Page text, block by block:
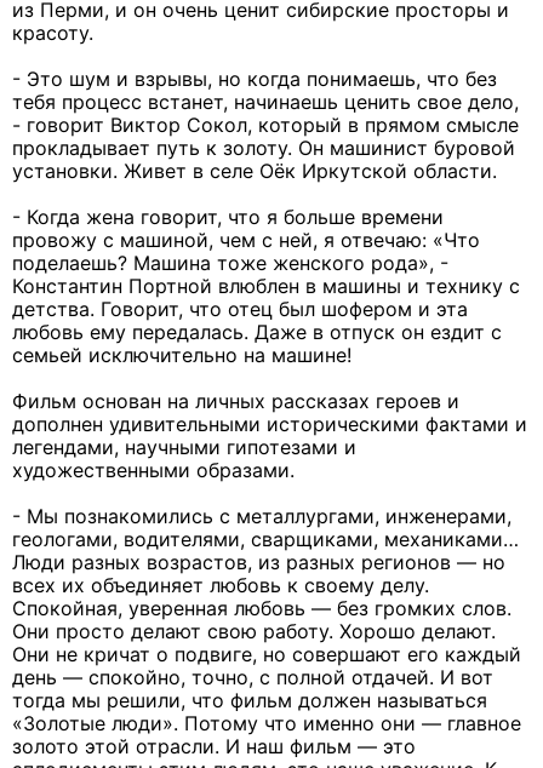
из Перми, и он очень ценит сибирские просторы и
красоту.
- Это шум и взрывы, но когда понимаешь, что без
тебя процесс встанет, начинаешь ценить свое дело,
- говорит Виктор Сокол, который в прямом смысле
прокладывает путь к золоту. Он машинист буровой
установки. Живет в селе Оёк Иркутской области.
- Когда жена говорит, что я больше времени
провожу с машиной, чем с ней, я отвечаю: «Что
поделаешь? Машина тоже женского рода», -
Константин Портной влюблен в машины и технику с
детства. Говорит, что отец был шофером и эта
любовь ему передалась. Даже в отпуск он ездит с
семьей исключительно на машине!
Фильм основан на личных рассказах героев и
дополнен удивительными историческими фактами и
легендами, научными гипотезами и
художественными образами.
- Мы познакомились с металлургами, инженерами,
геологами, водителями, сварщиками, механиками…
Люди разных возрастов, из разных регионов — но
всех их объединяет любовь к своему делу.
Спокойная, уверенная любовь — без громких слов.
Они просто делают свою работу. Хорошо делают.
Они не кричат о подвиге, но совершают его каждый
день — спокойно, точно, с полной отдачей. И вот
тогда мы решили, что фильм должен называться
«Золотые люди». Потому что именно они — главное
золото этой отрасли. И наш фильм — это